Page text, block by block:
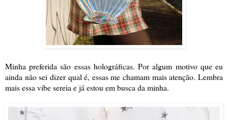
Minha preferida são essas holográficas. Por algum motivo que eu
ainda não sei dizer qual é, essas me chamam mais atenção. Lembra
mais essa vibe sereia e já estou em busca da minha.